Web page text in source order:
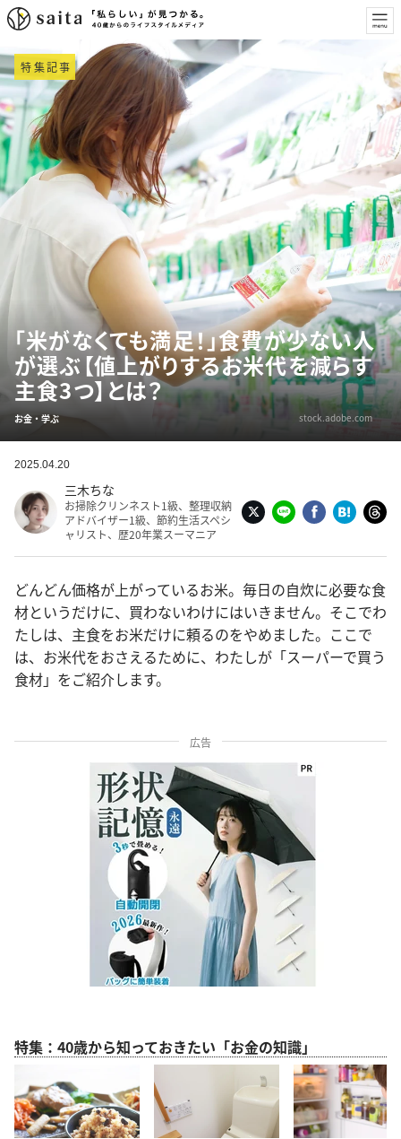
特集記事
「米がなくても満足！」食費が少ない人
が選ぶ【値上がりするお米代を減らす
主食3つ】とは？
お金・学ぶ stock.adobe.com
2025.04.20
三木ちな
お掃除クリンネスト1級、整理収納
アドバイザー1級、節約生活スペシ
ャリスト、歴20年業スーマニア
どんどん価格が上がっているお米。毎日の自炊に必要な食
材というだけに、買わないわけにはいきません。そこでわ
たしは、主食をお米だけに頼るのをやめました。ここで
は、お米代をおさえるために、わたしが「スーパーで買う
食材」をご紹介します。
広告
特集：40歳から知っておきたい「お金の知識」